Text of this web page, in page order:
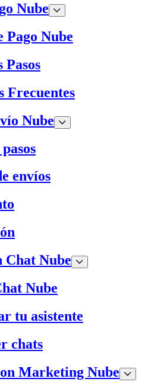
Nube
Pago Nube
Frecuentes
Nube
envíos
Chat Nube
Nube
tu asistente
chats
Marketing Nube